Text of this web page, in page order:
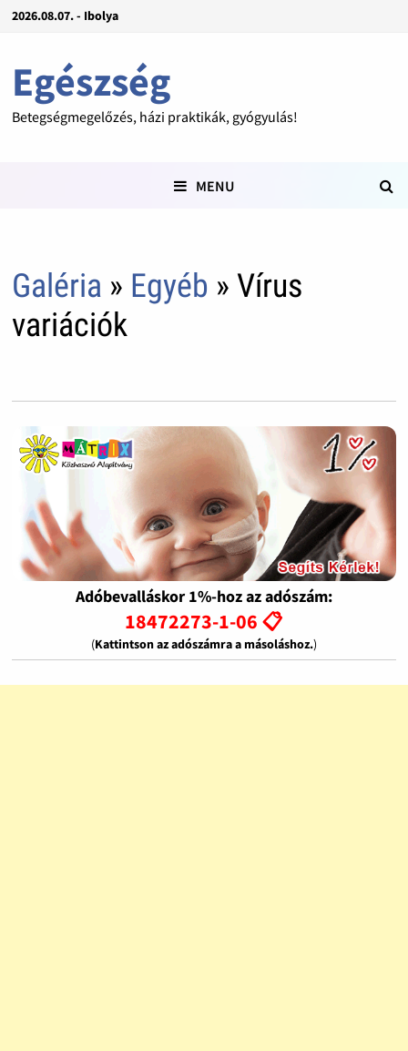
2026.08.07. - Ibolya
Egészség
Betegségmegelőzés, házi praktikák, gyógyulás!
MENU
Galéria » Egyéb » Vírus
variációk
Adóbevalláskor 1%-hoz az adószám:
18472273-1-06 📋
(Kattintson az adószámra a másoláshoz.)